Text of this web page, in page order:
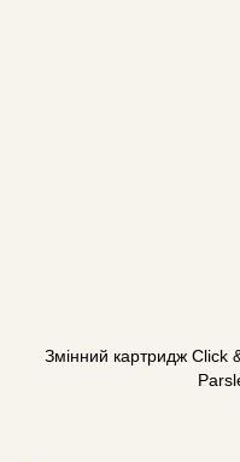
Змінний картридж Click